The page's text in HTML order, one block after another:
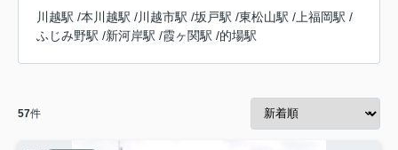
川越駅 /本川越駅 /川越市駅 /坂戸駅 /東松山駅 / 上福岡駅 /
ふじみ野駅 /新河岸駅 /霞ヶ関駅 /的場駅
57件